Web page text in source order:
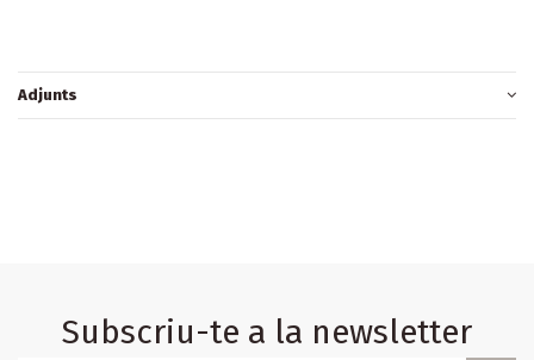
Adjunts
Subscriu-te a la newsletter